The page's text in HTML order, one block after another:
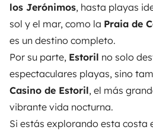
los Jerónimos, hasta playas
sol y el mar, como la Praia de
es un destino completo.
Por su parte, Estoril no solo
espectaculares playas, sino
Casino de Estoril, el más
vibrante vida nocturna.
Si estás explorando esta costa